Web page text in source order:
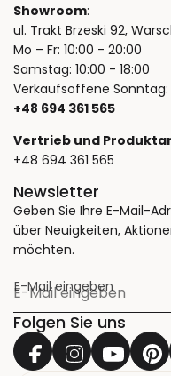
Showroom:
ul. Trakt Brzeski 92,
Mo – Fr: 10:00 - 20:00
Samstag: 10:00 - 18:00
Verkaufsoffene Sonntag:
+48 694 361 565
Vertrieb und
+48 694 361 565
Newsletter
Geben Sie Ihre E-Mail-
über Neuigkeiten,
möchten.
E-Mail eingeben
*
Folgen Sie uns